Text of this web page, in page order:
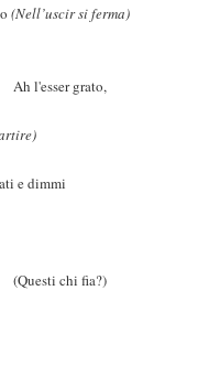
(Nell’uscir si ferma)
grato,
fia?)